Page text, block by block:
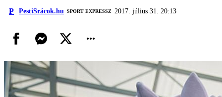
P PestiSrácok.hu SPORT EXPRESSZ 2017. július 31. 20:13